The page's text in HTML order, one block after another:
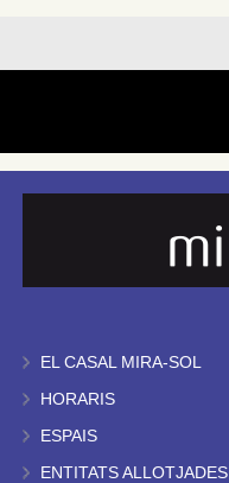
EL CASAL MIRA-SOL
HORARIS
ESPAIS
ENTITATS ALLOTJADES